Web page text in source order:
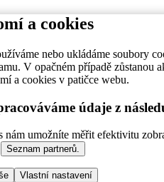
a cookies
nebo ukládáme soubory
V opačném případě
a cookies v patičce webu.
údaje z
umožníte měřit efektivitu
Seznam partnerů.
Vlastní nastavení